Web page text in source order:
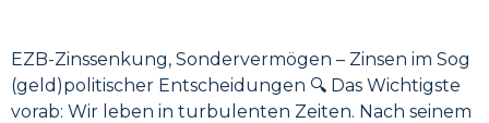
EZB-Zinssenkung, Sondervermögen – Zinsen im Sog
(geld)politischer Entscheidungen 🔍 Das Wichtigste
vorab: Wir leben in turbulenten Zeiten. Nach seinem